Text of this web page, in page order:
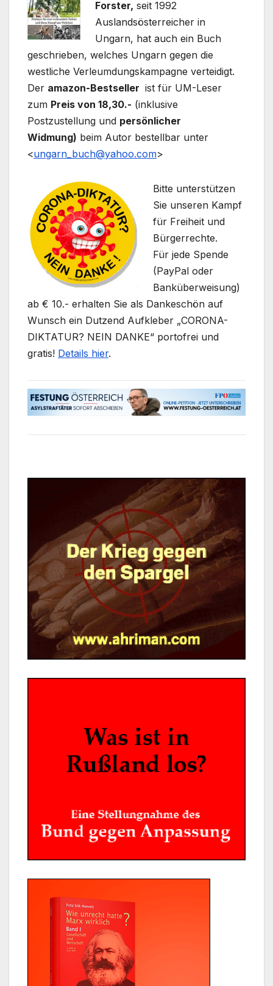
Forster, seit 1992
Auslandsösterreicher in
Ungarn, hat auch ein Buch
geschrieben, welches Ungarn gegen die
westliche Verleumdungskampagne verteidigt.
Der amazon-Bestseller ist für UM-Leser
zum Preis von 18,30.- (inklusive
Postzustellung und persönlicher
Widmung) beim Autor bestellbar unter
<ungarn_buch@yahoo.com>
Bitte unterstützen
Sie unseren Kampf
für Freiheit und
Bürgerrechte.
Für jede Spende
(PayPal oder
Banküberweisung)
ab € 10.- erhalten Sie als Dankeschön auf
Wunsch ein Dutzend Aufkleber „CORONA-
DIKTATUR? NEIN DANKE“ portofrei und
gratis! Details hier.